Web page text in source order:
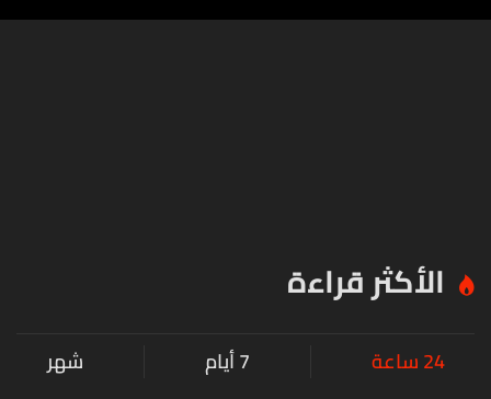
الأكثر قراءة
24 ساعة 7 أيام شهر